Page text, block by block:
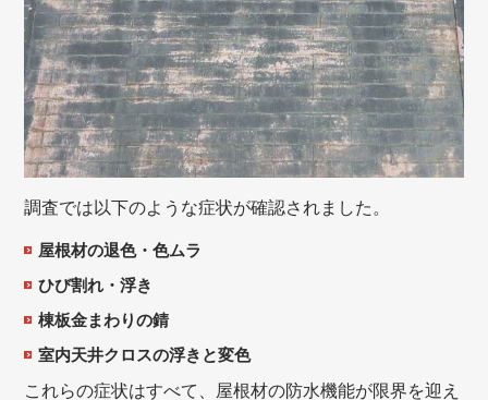
調査では以下のような症状が確認されました。
屋根材の退色・色ムラ
ひび割れ・浮き
棟板金まわりの錆
室内天井クロスの浮きと変色
これらの症状はすべて、屋根材の防水機能が限界を迎え